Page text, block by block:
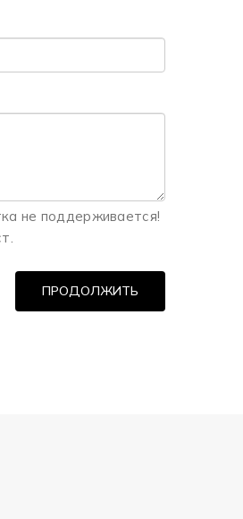
не поддерживается!
ПРОДОЛЖИТЬ